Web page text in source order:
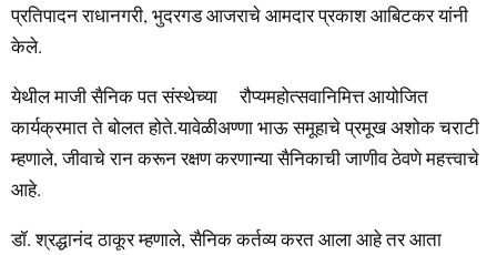
प्रतिपादन राधानगरी, भुदरगड आजराचे आमदार प्रकाश आबिटकर यांनी
केले.
येथील माजी सैनिक पत संस्थेच्या रौप्यमहोत्सवानिमित्त आयोजित
कार्यक्रमात ते बोलत होते.यावेळीअण्णा भाऊ समूहाचे प्रमूख अशोक चराटी
म्हणाले, जीवाचे रान करून रक्षण करणान्या सैनिकाची जाणीव ठेवणे महत्त्वाचे
आहे.
डॉ. श्रद्धानंद ठाकूर म्हणाले, सैनिक कर्तव्य करत आला आहे तर आता